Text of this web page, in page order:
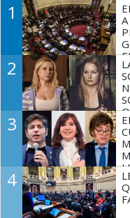
1
2
3
4